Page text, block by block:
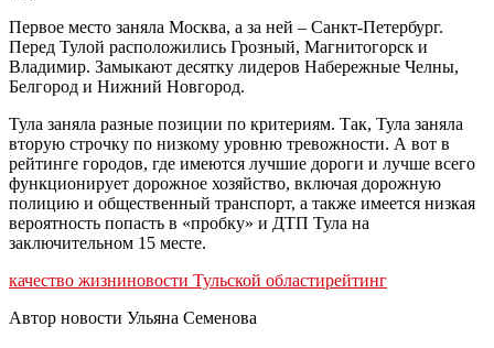
Первое место заняла Москва, а за ней – Санкт-Петербург.
Перед Тулой расположились Грозный, Магнитогорск и
Владимир. Замыкают десятку лидеров Набережные Челны,
Белгород и Нижний Новгород.
Тула заняла разные позиции по критериям. Так, Тула заняла
вторую строчку по низкому уровню тревожности. А вот в
рейтинге городов, где имеются лучшие дороги и лучше всего
функционирует дорожное хозяйство, включая дорожную
полицию и общественный транспорт, а также имеется низкая
вероятность попасть в «пробку» и ДТП Тула на
заключительном 15 месте.
качество жизниновости Тульской областирейтинг
Автор новости Ульяна Семенова